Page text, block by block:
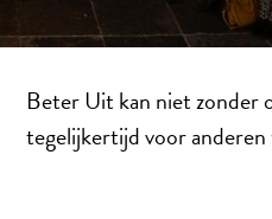
Beter Uit kan niet zonder
tegelijkertijd voor anderen